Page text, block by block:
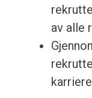
av alle